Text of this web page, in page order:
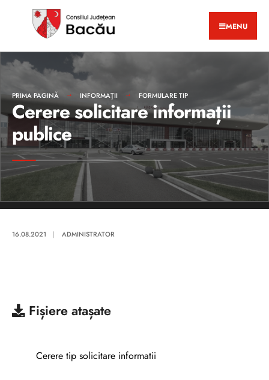
MENU
PRIMA PAGINĂ INFORMAȚII FORMULARE TIP
Cerere solicitare informații
publice
16.08.2021 | ADMINISTRATOR
Fișiere atașate
Cerere tip solicitare informatii